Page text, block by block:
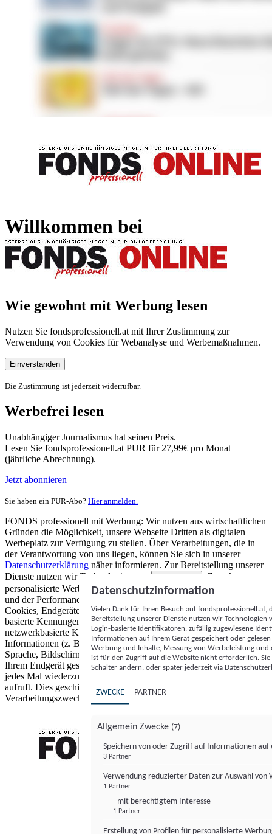
Willkommen bei
Wie gewohnt mit Werbung lesen
Nutzen Sie fondsprofessionell.at mit Ihrer Zustimmung zur
Verwendung von Cookies für Webanalyse und Werbemaßnahmen.
Einverstanden
Die Zustimmung ist jederzeit widerrufbar.
Werbefrei lesen
Unabhängiger Journalismus hat seinen Preis.
Lesen Sie fondsprofessionell.at PUR für 27,99€ pro Monat
(jährliche Abrechnung).
Jetzt abonnieren
Sie haben ein PUR-Abo? Hier anmelden.
FONDS professionell mit Werbung: Wir nutzen aus wirtschaftlichen
Gründen die Möglichkeit, unsere Webseite Dritten als digitalen
Werbeplatz zur Verfügung zu stellen. Über Verarbeitungen, die in
der Verantwortung von uns liegen, können Sie sich in unserer
Datenschutzerklärung näher informieren. Zur Bereitstellung unserer
Dienste nutzen wir Technologien von
Partnern (5)
. Zwecke:
personalisierte Werbung und Inhalte, Messung von Werbeleistung
und der Performance von Inhalten sowie Zielgruppenforschung.
Cookies, Endgeräte- oder ähnliche Online-Kennungen (z. B. login-
basierte Kennungen, zufällig generierte Kennungen,
netzwerkbasierte Kennungen) können zusammen mit anderen
Informationen (z. B. Browsertyp und Browserinformationen,
Sprache, Bildschirmgröße, unterstützte Technologien usw.) auf
Ihrem Endgerät gespeichert oder von dort ausgelesen werden, um es
jedes Mal wiederzuerkennen, wenn es eine App oder einer Webseite
aufruft. Dies geschieht für einen oder mehrere der hier aufgeführten
Verarbeitungszwecke.
Datenschutzinformation
Vielen Dank für Ihren Besuch auf
Bereitstellung unserer Dienste nutzen wir Technologien
Login-basierte Identifikatoren, zufällig zugewiesene
Informationen auf Ihrem Gerät gespeichert oder
Werbung und Inhalte, Messung von Werbeleistung
ist für den Zugriff auf die Website nicht erforderlich.
Schalter ändern, oder später jederzeit via
ZWECKE PARTNER
Allgemein Zwecke (7)
Speichern von oder Zugriff auf Informationen auf
3 Partner
Verwendung reduzierter Daten zur Auswahl von
1 Partner
- mit berechtigtem Interesse
1 Partner
Erstellung von Profilen für personalisierte
FONDS professionell